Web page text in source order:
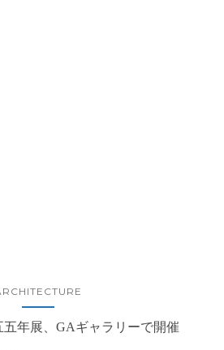
五年展、GAギャラリーで開催